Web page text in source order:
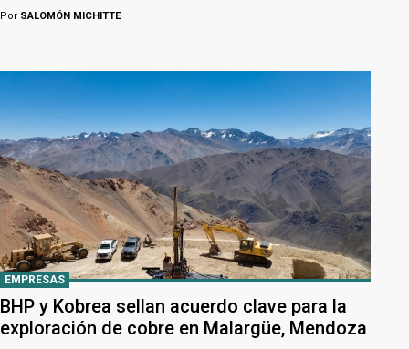
Por SALOMÓN MICHITTE
EMPRESAS
BHP y Kobrea sellan acuerdo clave para la
exploración de cobre en Malargüe, Mendoza